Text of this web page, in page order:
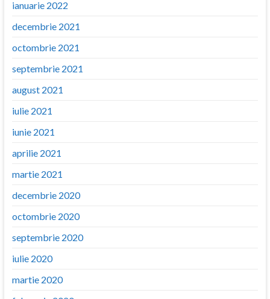
ianuarie 2022
decembrie 2021
octombrie 2021
septembrie 2021
august 2021
iulie 2021
iunie 2021
aprilie 2021
martie 2021
decembrie 2020
octombrie 2020
septembrie 2020
iulie 2020
martie 2020